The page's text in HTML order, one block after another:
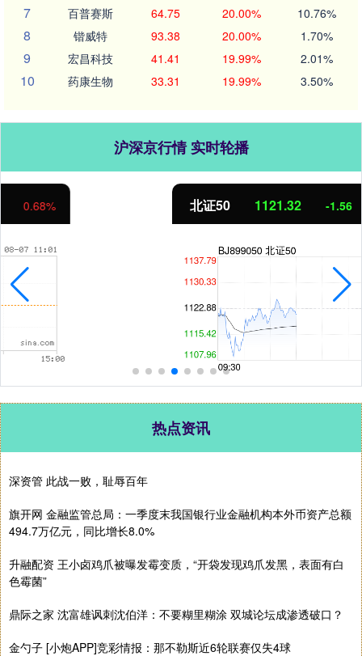
7 百普赛斯 64.75 20.00% 10.76%
8 锴威特 93.38 20.00% 1.70%
9 宏昌科技 41.41 19.99% 2.01%
10 药康生物 33.31 19.99% 3.50%
沪深京行情 实时轮播
-1.56 -0.14%
热点资讯
深资管 此战一败，耻辱百年
旗开网 金融监管总局：一季度末我国银行业金融机构本外币资产总额
494.7万亿元，同比增长8.0%
升融配资 王小卤鸡爪被曝发霉变质，“开袋发现鸡爪发黑，表面有白
色霉菌”
鼎际之家 沈富雄讽刺沈伯洋：不要糊里糊涂 双城论坛成渗透破口？
金勺子 [小炮APP]竞彩情报：那不勒斯近6轮联赛仅失4球